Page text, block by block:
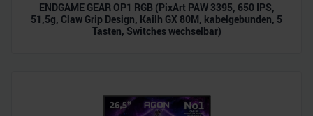
ENDGAME GEAR OP1 RGB (PixArt PAW 3395, 650 IPS,
51,5g, Claw Grip Design, Kailh GX 80M, kabelgebunden, 5
Tasten, Switches wechselbar)